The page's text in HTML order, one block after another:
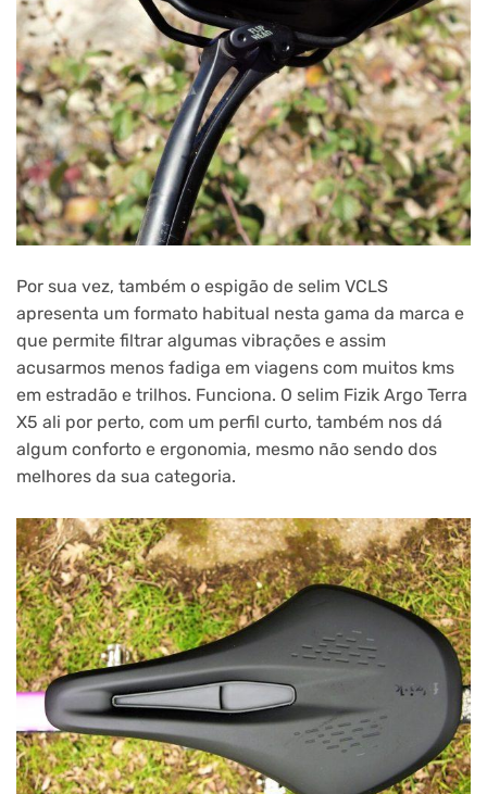
Por sua vez, também o espigão de selim VCLS
apresenta um formato habitual nesta gama da marca e
que permite filtrar algumas vibrações e assim
acusarmos menos fadiga em viagens com muitos kms
em estradão e trilhos. Funciona. O selim Fizik Argo Terra
X5 ali por perto, com um perfil curto, também nos dá
algum conforto e ergonomia, mesmo não sendo dos
melhores da sua categoria.